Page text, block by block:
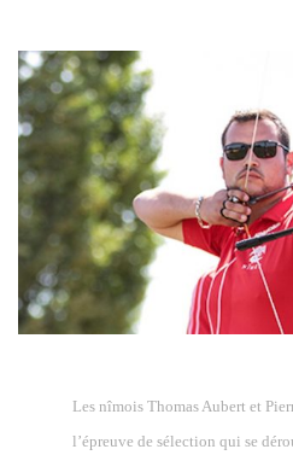
Les nîmois Thomas Aubert et
l’épreuve de sélection qui se